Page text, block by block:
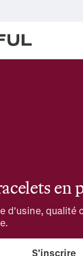
d'usine, qualité
S'inscrire